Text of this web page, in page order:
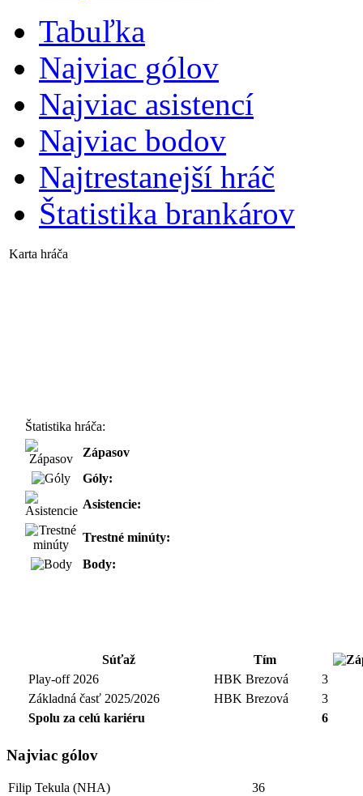
Tabuľka
Najviac gólov
Najviac asistencí­
Najviac bodov
Najtrestanejší hráč
Štatistika brankárov
Karta hráča
Štatistika hráča:
Zápasov
Góly:
Asistencie:
Trestné minúty:
Body:
Súťaž
Tím
Play-off 2026
HBK Brezová
3
Základná časť 2025/2026
HBK Brezová
3
Spolu za celú kariéru
6
Najviac gólov
Filip Tekula (NHA)
36